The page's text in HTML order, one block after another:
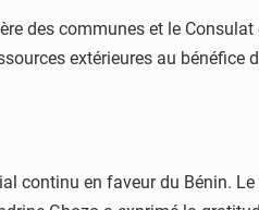
des communes et le
extérieures au bénéfice
continu en faveur du Bénin.